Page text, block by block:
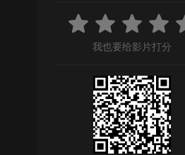
我也要给影片打分